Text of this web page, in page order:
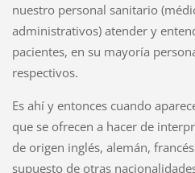
nuestro personal sanitario
administrativos) atender y
pacientes, en su mayoría
respectivos.
Es ahí y entonces cuando
que se ofrecen a hacer de
de origen inglés, alemán,
supuesto de otras